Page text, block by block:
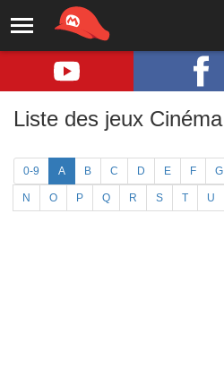
Liste des jeux Cinéma
0-9 A B C D E F G
N O P Q R S T U